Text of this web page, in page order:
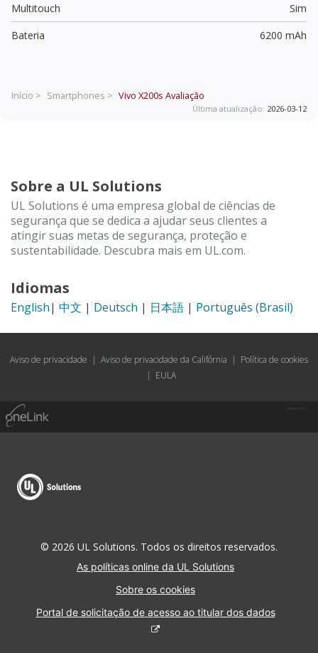
Multitouch
Sim
Bateria
6200 mAh
Início > Smartphones > Vivo X200s Avaliação
Última atualização: 2026-03-12
Sobre a UL Solutions
UL Solutions é uma empresa global de ciências de
segurança que se dedica a ajudar seus clientes a
atingir suas metas de segurança, proteção e
sustentabilidade. Descubra mais em UL.com.
Idiomas
English| 中文 | Deutsch | 日本語 | Português (Brasil)
Aviso de privacidade | Aviso de privacidade da Califórnia | Política de cookies
| EULA
© 2026 UL Solutions. Todos os direitos reservados.
As políticas online da UL Solutions
Sobre os cookies
Portal de solicitação de acesso ao titular dos dados